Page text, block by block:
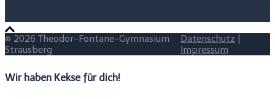
© 2026 Theodor-Fontane-Gymnasium
Strausberg
Datenschutz
Impressum
Wir haben Kekse für dich!